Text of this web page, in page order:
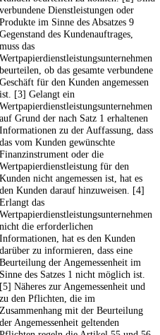
verbundene Dienstleistungen oder
Produkte im Sinne des Absatzes 9
Gegenstand des Kundenauftrages,
muss das
Wertpapierdienstleistungsunternehmen
beurteilen, ob das gesamte verbundene
Geschäft für den Kunden angemessen
ist. [3] Gelangt ein
Wertpapierdienstleistungsunternehmen
auf Grund der nach Satz 1 erhaltenen
Informationen zu der Auffassung, dass
das vom Kunden gewünschte
Finanzinstrument oder die
Wertpapierdienstleistung für den
Kunden nicht angemessen ist, hat es
den Kunden darauf hinzuweisen. [4]
Erlangt das
Wertpapierdienstleistungsunternehmen
nicht die erforderlichen
Informationen, hat es den Kunden
darüber zu informieren, dass eine
Beurteilung der Angemessenheit im
Sinne des Satzes 1 nicht möglich ist.
[5] Näheres zur Angemessenheit und
zu den Pflichten, die im
Zusammenhang mit der Beurteilung
der Angemessenheit geltenden